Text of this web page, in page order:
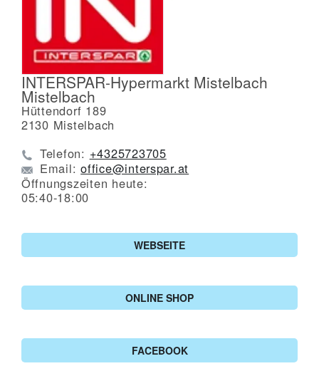
INTERSPAR-Hypermarkt Mistelbach
Mistelbach
Hüttendorf 189
2130 Mistelbach
Telefon: +4325723705
Email:office@interspar.at
Öffnungszeiten heute:
05:40-18:00
WEBSEITE
ONLINE SHOP
FACEBOOK